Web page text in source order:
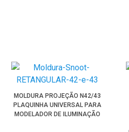
MOLDURA PROJEÇÃO N42/43
PLAQUINHA UNIVERSAL PARA
MODELADOR DE ILUMINAÇÃO